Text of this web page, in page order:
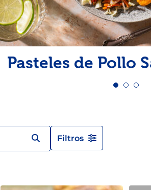
Pudin
Pasteles de Pollo
Filtros